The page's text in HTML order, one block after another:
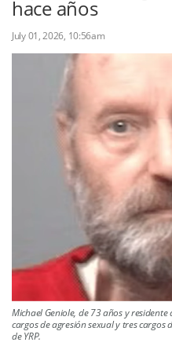
Iniciar sesión con
hace años
July 01, 2026, 10:56am
Michael Geniole, de 73 años y
cargos de agresión sexual y tres
de YRP.